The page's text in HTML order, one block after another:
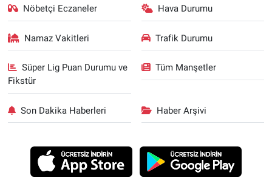
Nöbetçi Eczaneler Hava Durumu
Namaz Vakitleri Trafik Durumu
Süper Lig Puan Durumu ve
Fikstür
Tüm Manşetler
Son Dakika Haberleri Haber Arşivi